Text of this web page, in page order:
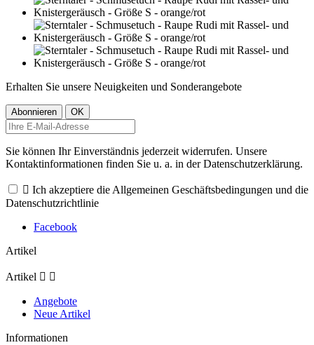
Erhalten Sie unsere Neuigkeiten und Sonderangebote
Sie können Ihr Einverständnis jederzeit widerrufen. Unsere
Kontaktinformationen finden Sie u. a. in der Datenschutzerklärung.
 Ich akzeptiere die Allgemeinen Geschäftsbedingungen und die
Datenschutzrichtlinie
Facebook
Artikel
Artikel  
Angebote
Neue Artikel
Informationen